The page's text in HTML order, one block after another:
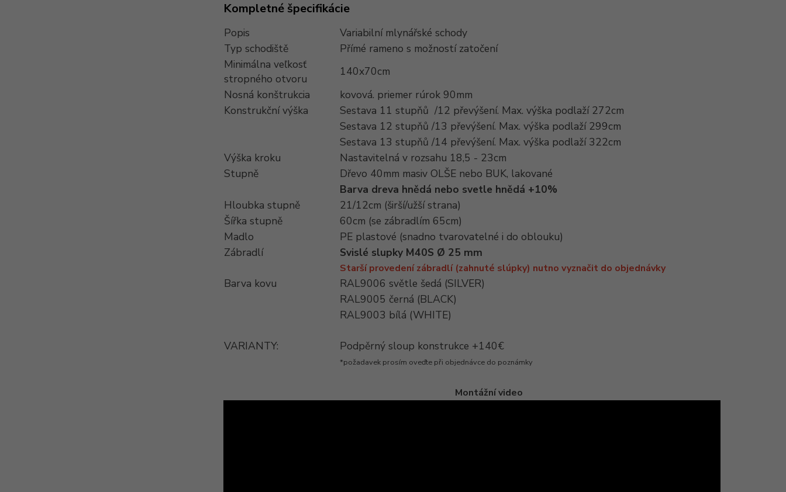
Kompletné špecifikácie
Popis
Variabilní mlynářské schody
Typ schodiště
Přímé rameno s možností zatočení
Minimálna veľkosť
stropného otvoru
140x70cm
Nosná konštrukcia
kovová. priemer rúrok 90mm
Konstrukční výška
Sestava 11 stupňů /12 převýšení. Max. výška podlaží 272cm
Sestava 12 stupňů /13 převýšení. Max. výška podlaží 299cm
Sestava 13 stupňů /14 převýšení. Max. výška podlaží 322cm
Výška kroku
Nastavitelná v rozsahu 18,5 - 23cm
Stupně
Dřevo 40mm masiv OLŠE nebo BUK, lakované
Barva dreva hnědá nebo svetle hnědá +10%
Hloubka stupně
21/12cm (širší/užší strana)
Šířka stupně
60cm (se zábradlím 65cm)
Madlo
PE plastové (snadno tvarovatelné i do oblouku)
Zábradlí
Svislé slupky M40S Ø 25 mm
Starší provedení zábradlí (zahnuté slúpky) nutno vyznačit do objednávky
Barva kovu
RAL9006 světle šedá (SILVER)
RAL9005 černá (BLACK)
RAL9003 bílá (WHITE)
VARIANTY: Podpěrný sloup konstrukce +140€
*požadavek prosím oveďte při objednávce do poznámky
Montážní video